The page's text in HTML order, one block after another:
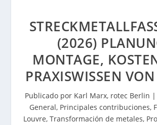
(2026)
MONTAGE,
PRAXISWISSEN
Publicado por Karl Marx, rotec Berlin |
General, Principales contribuciones,
Louvre, Transformación de metales,